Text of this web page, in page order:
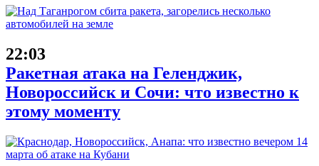
22:03
Ракетная атака на Геленджик,
Новороссийск и Сочи: что известно к
этому моменту